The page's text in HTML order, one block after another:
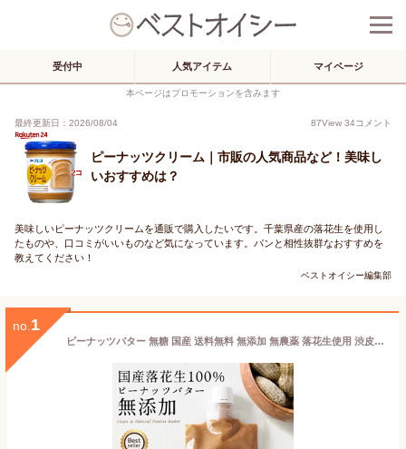
受付中 人気アイテム マイページ
本ページはプロモーションを含みます
最終更新日：2026/08/04 87View 34コメント
ピーナッツクリーム｜市販の人気商品など！美味し
いおすすめは？
美味しいピーナッツクリームを通販で購入したいです。千葉県産の落花生を使用し
たものや、口コミがいいものなど気になっています。パンと相性抜群なおすすめを
教えてください！
ベストオイシー編集部
no. 1
ピーナッツバター 無糖 国産 送料無料 無添加 無農薬 落花生使用 渋皮のまま仕上げたピーナッツバター 150g パウチタイプ ピーナッツペースト 無塩 香料不使用 保存料不使用 砂糖不使用 ナッツ バター